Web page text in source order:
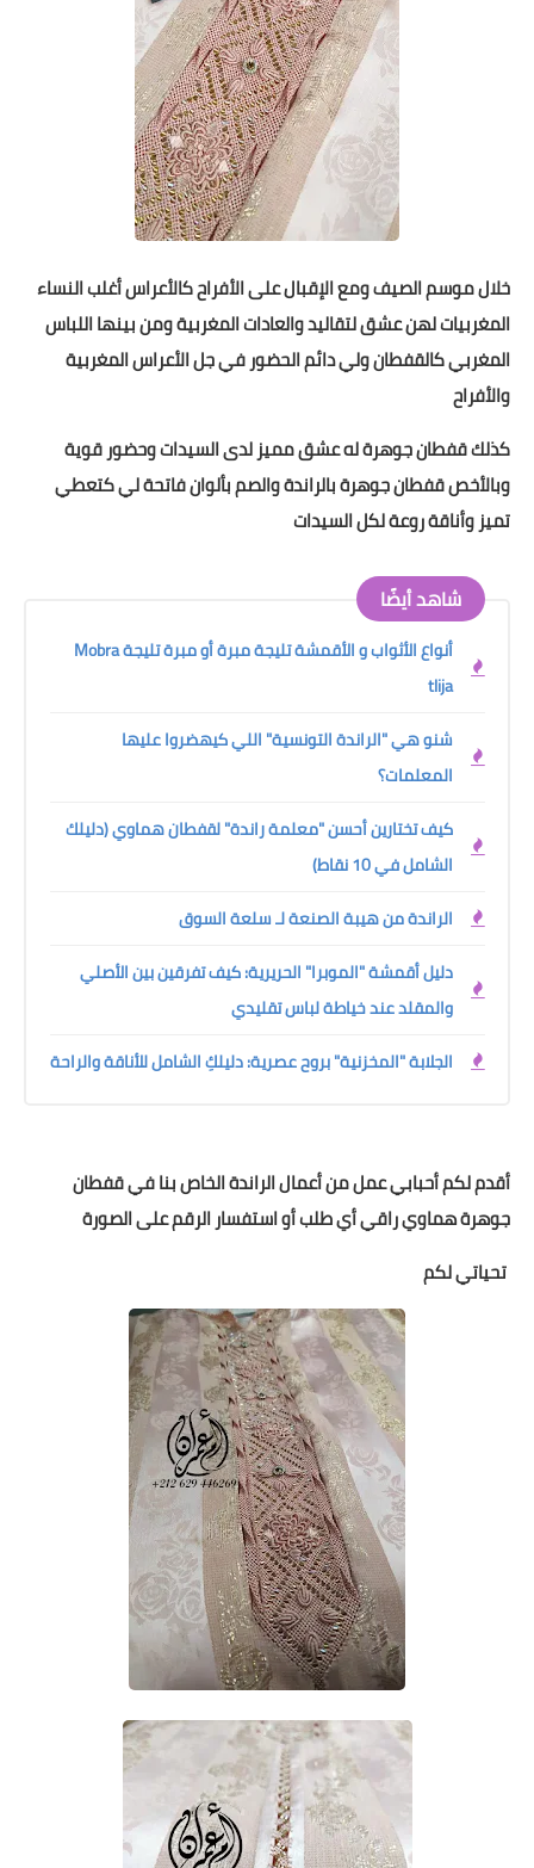
خلال موسم الصيف ومع الإقبال على الأفراح كالأعراس أغلب النساء
المغربيات لهن عشق لتقاليد والعادات المغربية ومن بينها اللباس
المغربي كالقفطان ولي دائم الحضور في جل الأعراس المغربية
والأفراح
كذلك قفطان جوهرة له عشق مميز لدى السيدات وحضور قوية
وبالأخص قفطان جوهرة بالراندة والصم بألوان فاتحة لي كتعطي
تميز وأناقة روعة لكل السيدات
شاهد أيضًا
أنواع الأثواب و الأقمشة تليجة مبرة أو مبرة تليجة Mobra
tlija
شنو هي "الراندة التونسية" اللي كيهضروا عليها
المعلمات؟
كيف تختارين أحسن "معلمة راندة" لقفطان هماوي (دليلك
الشامل في 10 نقاط)
الراندة من هيبة الصنعة لـ سلعة السوق
دليل أقمشة "الموبرا" الحريرية: كيف تفرقين بين الأصلي
والمقلد عند خياطة لباس تقليدي
الجلابة "المخزنية" بروح عصرية: دليلكِ الشامل للأناقة والراحة
أقدم لكم أحبابي عمل من أعمال الراندة الخاص بنا في قفطان
جوهرة هماوي راقي أي طلب أو استفسار الرقم على الصورة
تحياتي لكم